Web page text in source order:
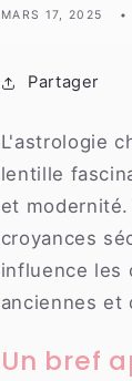
MARS 17, 2025
Partager
L'astrologie
lentille
et
croyances
influence les
anciennes et
Un bref